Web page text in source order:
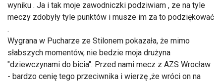
wyniku . Ja i tak moje zawodniczki podziwiam , ze na tyle
meczy zdobyły tyle punktów i musze im za to podziękować
.
Wygrana w Pucharze ze Stilonem pokazała, że mimo
słabszych momentów, nie bedzie moja drużyna
"dziewczynami do bicia". Przed nami mecz z AZS Wrocław
- bardzo cenię tego przeciwnika i wierzę ,że wróci on na